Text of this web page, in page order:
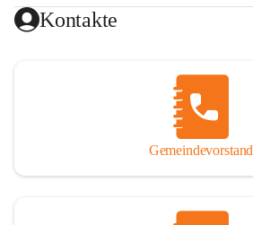
Kontakte
Gemeindevorstand